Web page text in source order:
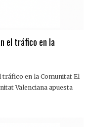
el tráfico en la
en la Comunitat El
Valenciana apuesta